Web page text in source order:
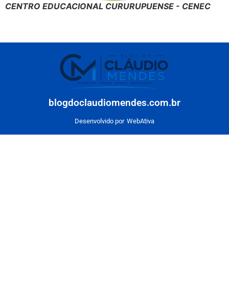
CENTRO EDUCACIONAL CURURUPUENSE - CENEC
blogdoclaudiomendes.com.br
Desenvolvido por WebAtiva